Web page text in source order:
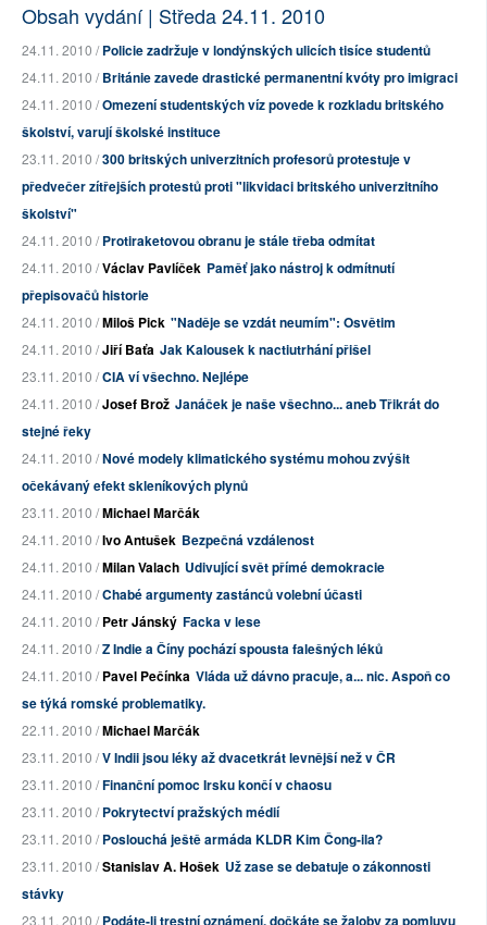
Obsah vydání | Středa 24.11. 2010
24.11. 2010 /Policie zadržuje v londýnských ulicích tisíce studentů
24.11. 2010 /Británie zavede drastické permanentní kvóty pro imigraci
24.11. 2010 /Omezení studentských víz povede k rozkladu britského
školství, varují školské instituce
23.11. 2010 /300 britských univerzitních profesorů protestuje v
předvečer zítřejších protestů proti "likvidaci britského univerzitního
školství"
24.11. 2010 /Protiraketovou obranu je stále třeba odmítat
24.11. 2010 /Václav Pavlíček Paměť jako nástroj k odmítnutí
přepisovačů historie
24.11. 2010 /Miloš Pick "Naděje se vzdát neumím": Osvětim
24.11. 2010 /Jiří Baťa Jak Kalousek k nactiutrhání přišel
23.11. 2010 /CIA ví všechno. Nejlépe
24.11. 2010 /Josef Brož Janáček je naše všechno... aneb Třikrát do
stejné řeky
24.11. 2010 /Nové modely klimatického systému mohou zvýšit
očekávaný efekt skleníkových plynů
23.11. 2010 /Michael Marčák
24.11. 2010 /Ivo Antušek Bezpečná vzdálenost
24.11. 2010 /Milan Valach Udivující svět přímé demokracie
24.11. 2010 /Chabé argumenty zastánců volební účasti
24.11. 2010 /Petr Jánský Facka v lese
24.11. 2010 /Z Indie a Číny pochází spousta falešných léků
24.11. 2010 /Pavel Pečínka Vláda už dávno pracuje, a... nic. Aspoň co
se týká romské problematiky.
22.11. 2010 /Michael Marčák
23.11. 2010 /V Indii jsou léky až dvacetkrát levnější než v ČR
23.11. 2010 /Finanční pomoc Irsku končí v chaosu
23.11. 2010 /Pokrytectví pražských médií
23.11. 2010 /Poslouchá ještě armáda KLDR Kim Čong-ila?
23.11. 2010 /Stanislav A. Hošek Už zase se debatuje o zákonnosti
stávky
23.11. 2010 /Podáte-li trestní oznámení, dočkáte se žaloby za pomluvu